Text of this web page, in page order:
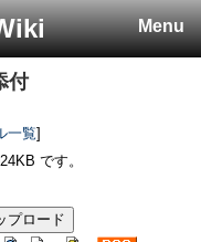
Menu
付
一覧]
です。